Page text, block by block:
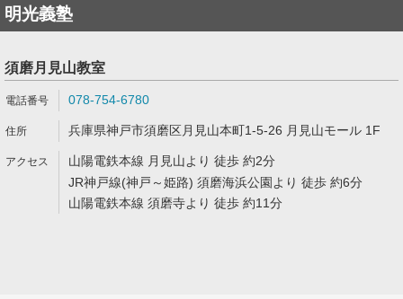
明光義塾
須磨月見山教室
078-754-6780
兵庫県神戸市須磨区月見山本町1-5-26 月見山モール 1F
山陽電鉄本線 月見山より 徒歩 約2分
JR神戸線(神戸～姫路) 須磨海浜公園より 徒歩 約6分
山陽電鉄本線 須磨寺より 徒歩 約11分